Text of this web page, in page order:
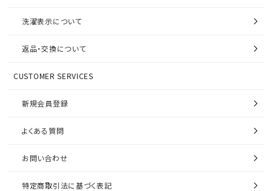
洗濯表示について
返品・交換について
CUSTOMER SERVICES
新規会員登録
よくある質問
お問い合わせ
特定商取引法に基づく表記